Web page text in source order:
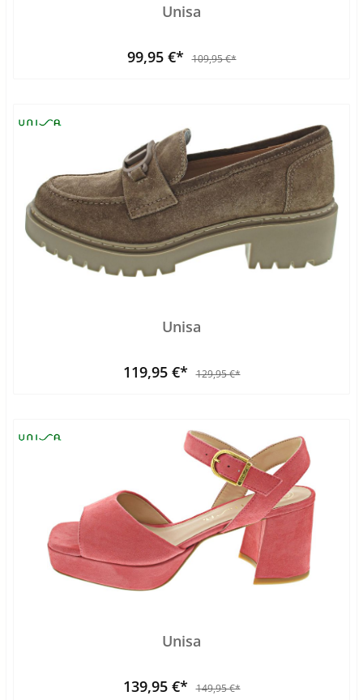
Unisa
99,95 €* 109,95 €*
Unisa
119,95 €* 129,95 €*
Unisa
139,95 €* 149,95 €*